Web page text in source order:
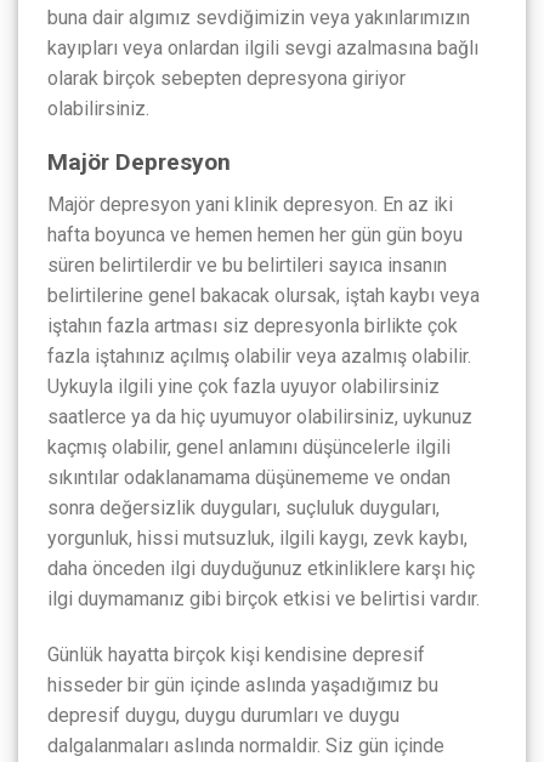
buna dair algımız sevdiğimizin veya yakınlarımızın
kayıpları veya onlardan ilgili sevgi azalmasına bağlı
olarak birçok sebepten depresyona giriyor
olabilirsiniz.
Majör Depresyon
Majör depresyon yani klinik depresyon. En az iki
hafta boyunca ve hemen hemen her gün gün boyu
süren belirtilerdir ve bu belirtileri sayıca insanın
belirtilerine genel bakacak olursak, iştah kaybı veya
iştahın fazla artması siz depresyonla birlikte çok
fazla iştahınız açılmış olabilir veya azalmış olabilir.
Uykuyla ilgili yine çok fazla uyuyor olabilirsiniz
saatlerce ya da hiç uyumuyor olabilirsiniz, uykunuz
kaçmış olabilir, genel anlamını düşüncelerle ilgili
sıkıntılar odaklanamama düşünememe ve ondan
sonra değersizlik duyguları, suçluluk duyguları,
yorgunluk, hissi mutsuzluk, ilgili kaygı, zevk kaybı,
daha önceden ilgi duyduğunuz etkinliklere karşı hiç
ilgi duymamanız gibi birçok etkisi ve belirtisi vardır.
Günlük hayatta birçok kişi kendisine depresif
hisseder bir gün içinde aslında yaşadığımız bu
depresif duygu, duygu durumları ve duygu
dalgalanmaları aslında normaldir. Siz gün içinde